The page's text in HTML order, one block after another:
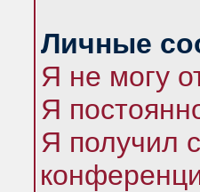
Личные
Я не могу
Я
Я получил